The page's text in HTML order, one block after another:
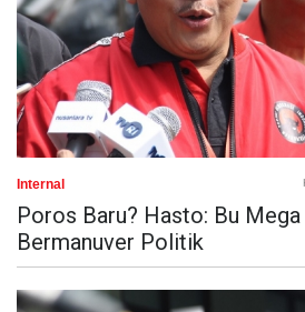
Internal
Poros Baru? Hasto: Bu
Bermanuver Politik